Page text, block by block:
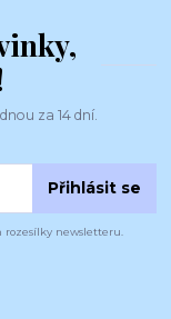
za 14 dní.
Přihlásit se
rozesílky newsletteru.